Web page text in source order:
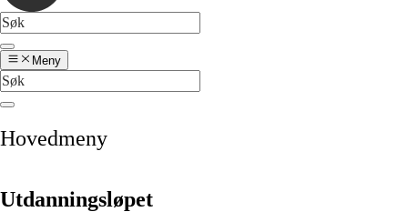
Meny
Hovedmeny
Utdanningsløpet